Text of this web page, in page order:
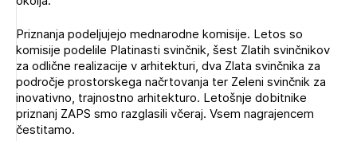
REGISTRIRAJTE SE
Priznanja podeljujejo mednarodne komisije. Letos so
komisije podelile Platinasti svinčnik, šest Zlatih svinčnikov
za odlične realizacije v arhitekturi, dva Zlata svinčnika za
področje prostorskega načrtovanja ter Zeleni svinčnik za
inovativno, trajnostno arhitekturo. Letošnje dobitnike
priznanj ZAPS smo razglasili včeraj. Vsem nagrajencem
čestitamo.
NAPREJ